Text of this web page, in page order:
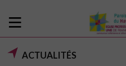
ACTUALITÉS